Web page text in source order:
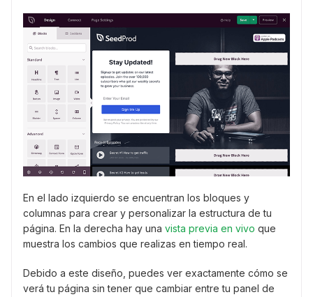
En el lado izquierdo se encuentran los bloques y
columnas para crear y personalizar la estructura de tu
página. En la derecha hay una vista previa en vivo que
muestra los cambios que realizas en tiempo real.
Debido a este diseño, puedes ver exactamente cómo se
verá tu página sin tener que cambiar entre tu panel de